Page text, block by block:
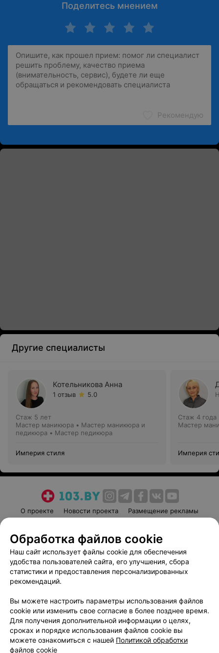
Поделитесь мнением
Рекомендую
Другие специалисты
Котельникова Анна
1 отзыв 5.0
Стаж 5 лет
Мастер маникюра • Мастер маникюра и
педикюра • Мастер педикюра
Империя стиля
Стаж 4 года
Мастер
Империя
О проекте Новости проекта
Размещение рекламы
Пользовательское соглашение
Способы оплаты
Вакансии
Партнеры
Написать руководителю 103.by
Обработка персональных данных
Обработка файлов cookie
Наш сайт использует файлы cookie для обеспечения
удобства пользователей сайта, его улучшения, сбора
статистики и предоставления персонализированных
рекомендаций.
Вы можете настроить параметры использования файлов
cookie или изменить свое согласие в более позднее время.
Для получения дополнительной информации о целях,
сроках и порядке использования файлов cookie вы
можете ознакомиться с нашей Политикой обработки
файлов cookie